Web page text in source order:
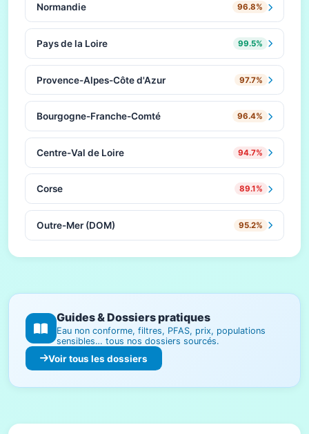
Normandie 96.8%
Pays de la Loire 99.5%
Provence-Alpes-Côte d'Azur 97.7%
Bourgogne-Franche-Comté 96.4%
Centre-Val de Loire 94.7%
Corse 89.1%
Outre-Mer (DOM) 95.2%
Guides & Dossiers pratiques
Eau non conforme, filtres, PFAS, prix, populations
sensibles… tous nos dossiers sourcés.
Voir tous les dossiers